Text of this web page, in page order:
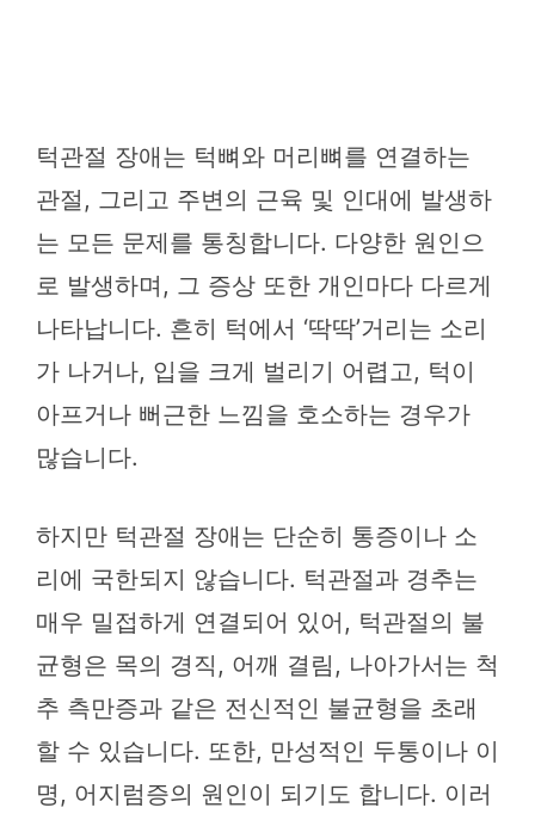
턱관절 장애는 턱뼈와 머리뼈를 연결하는
관절, 그리고 주변의 근육 및 인대에 발생하
는 모든 문제를 통칭합니다. 다양한 원인으
로 발생하며, 그 증상 또한 개인마다 다르게
나타납니다. 흔히 턱에서 ‘딱딱’거리는 소리
가 나거나, 입을 크게 벌리기 어렵고, 턱이
아프거나 뻐근한 느낌을 호소하는 경우가
많습니다.
하지만 턱관절 장애는 단순히 통증이나 소
리에 국한되지 않습니다. 턱관절과 경추는
매우 밀접하게 연결되어 있어, 턱관절의 불
균형은 목의 경직, 어깨 결림, 나아가서는 척
추 측만증과 같은 전신적인 불균형을 초래
할 수 있습니다. 또한, 만성적인 두통이나 이
명, 어지럼증의 원인이 되기도 합니다. 이러